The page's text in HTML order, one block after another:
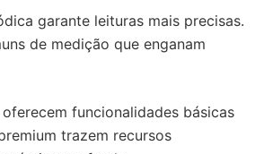
garante leituras mais precisas.
de medição que enganam
funcionalidades básicas
trazem recursos